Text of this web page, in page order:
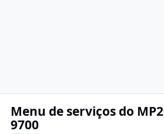
Menu de serviços do
9700